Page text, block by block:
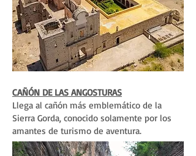
CAÑÓN DE LAS ANGOSTURAS
Llega al cañón más emblemático de la
Sierra Gorda, conocido solamente por los
amantes de turismo de aventura.